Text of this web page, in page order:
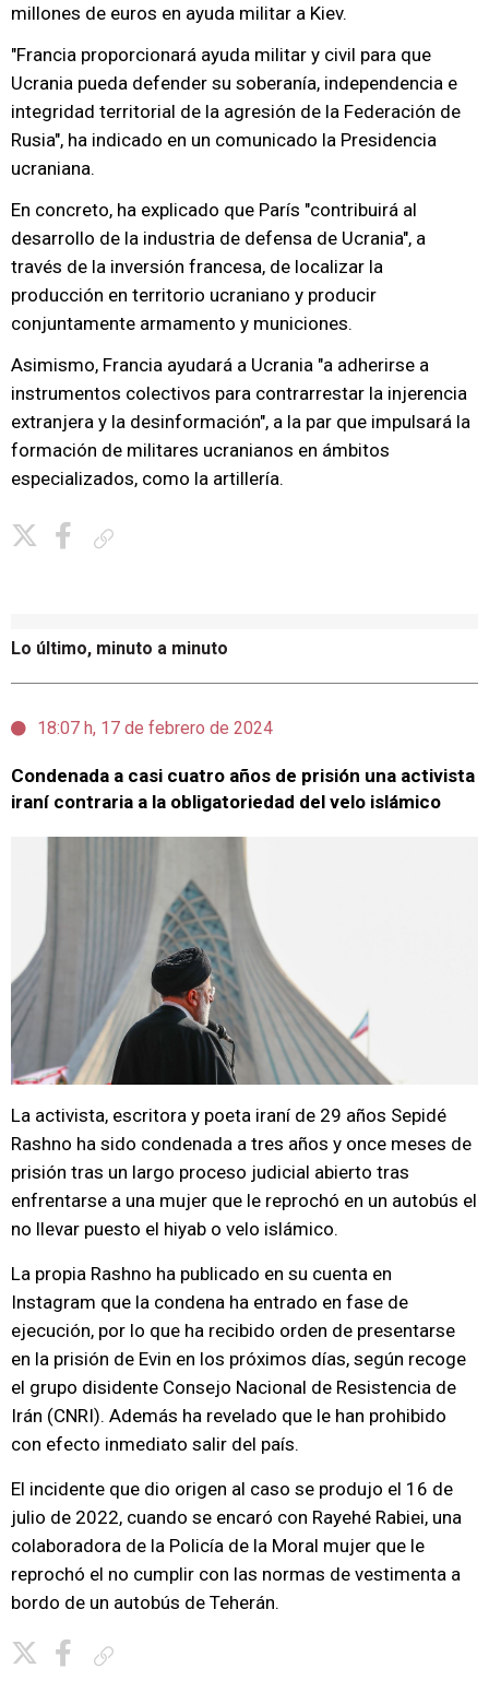
millones de euros en ayuda militar a Kiev.
"Francia proporcionará ayuda militar y civil para que
Ucrania pueda defender su soberanía, independencia e
integridad territorial de la agresión de la Federación de
Rusia", ha indicado en un comunicado la Presidencia
ucraniana.
En concreto, ha explicado que París "contribuirá al
desarrollo de la industria de defensa de Ucrania", a
través de la inversión francesa, de localizar la
producción en territorio ucraniano y producir
conjuntamente armamento y municiones.
Asimismo, Francia ayudará a Ucrania "a adherirse a
instrumentos colectivos para contrarrestar la injerencia
extranjera y la desinformación", a la par que impulsará la
formación de militares ucranianos en ámbitos
especializados, como la artillería.
Lo último, minuto a minuto
18:07 h, 17 de febrero de 2024
Condenada a casi cuatro años de prisión una activista
iraní contraria a la obligatoriedad del velo islámico
La activista, escritora y poeta iraní de 29 años Sepidé
Rashno ha sido condenada a tres años y once meses de
prisión tras un largo proceso judicial abierto tras
enfrentarse a una mujer que le reprochó en un autobús el
no llevar puesto el hiyab o velo islámico.
La propia Rashno ha publicado en su cuenta en
Instagram que la condena ha entrado en fase de
ejecución, por lo que ha recibido orden de presentarse
en la prisión de Evin en los próximos días, según recoge
el grupo disidente Consejo Nacional de Resistencia de
Irán (CNRI). Además ha revelado que le han prohibido
con efecto inmediato salir del país.
El incidente que dio origen al caso se produjo el 16 de
julio de 2022, cuando se encaró con Rayehé Rabiei, una
colaboradora de la Policía de la Moral mujer que le
reprochó el no cumplir con las normas de vestimenta a
bordo de un autobús de Teherán.